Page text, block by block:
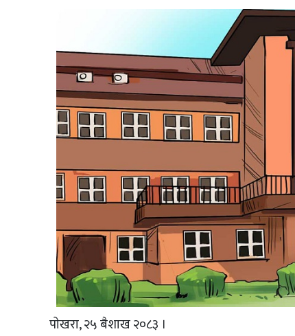
पाेखरा, २५ बैशाख २०८३ ।